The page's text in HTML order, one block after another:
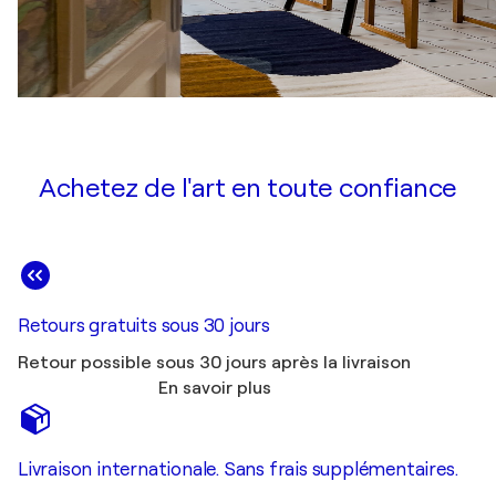
Achetez de l'art en toute confiance
Retours gratuits sous 30 jours
Retour possible sous 30 jours après la livraison
En savoir plus
Livraison internationale. Sans frais supplémentaires.